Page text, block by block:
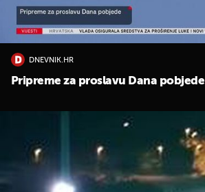
DNEVNIK.HR
Pripreme za proslavu Dana pobjede